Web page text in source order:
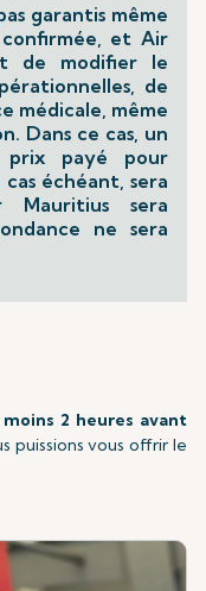
garantis même
et Air
de modifier le
de
médicale, même
Dans ce cas, un
prix payé pour
échéant, sera
Mauritius sera
ne sera
moins 2 heures avant
puissions vous offrir le